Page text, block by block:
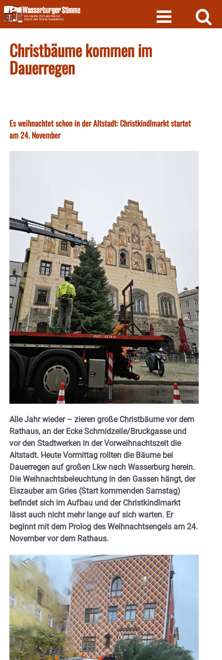
Skip
to
content
Christbäume kommen im
Dauerregen
Es weihnachtet schon in der Altstadt: Christkindlmarkt startet
am 24. November
Alle Jahr wieder – zieren große Christbäume vor dem
Rathaus, an der Ecke Schmidzeile/Bruckgasse und
vor den Stadtwerken in der Vorweihnachtszeit die
Altstadt. Heute Vormittag rollten die Bäume bei
Dauerregen auf großen Lkw nach Wasserburg herein.
Die Weihnachtsbeleuchtung in den Gassen hängt, der
Eiszauber am Gries (Start kommenden Samstag)
befindet sich im Aufbau und der Christkindlmarkt
lässt auch nicht mehr lange auf sich warten. Er
beginnt mit dem Prolog des Weihnachtsengels am 24.
November vor dem Rathaus.